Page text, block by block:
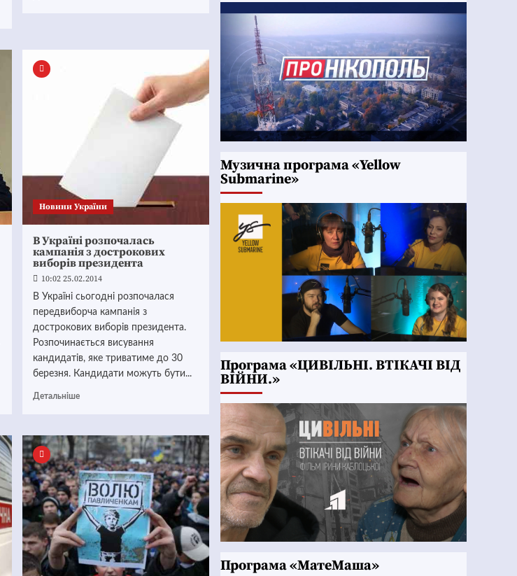
Новини України
В Україні розпочалась
кампанія з дострокових
виборів президента
10:02 25.02.2014
В Україні сьогодні розпочалася
передвиборча кампанія з
дострокових виборів президента.
Розпочинається висування
кандидатів, яке триватиме до 30
березня. Кандидати можуть бути...
Детальніше
Музична програма «Yellow
Submarine»
Програма «ЦИВІЛЬНІ. ВТІКАЧІ ВІД
ВІЙНИ.»
Програма «МатеМаша»